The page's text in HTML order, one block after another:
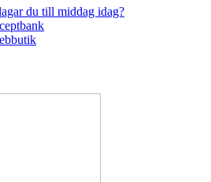
du till middag idag?